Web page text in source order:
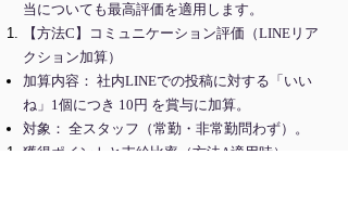
当についても最高評価を適用します。
【方法C】コミュニケーション評価（LINEリア
クション加算）
加算内容： 社内LINEでの投稿に対する「いい
ね」1個につき 10円 を賞与に加算。
対象： 全スタッフ（常勤・非常勤問わず）。
獲得ポイントと支給比率（方法A適用時）